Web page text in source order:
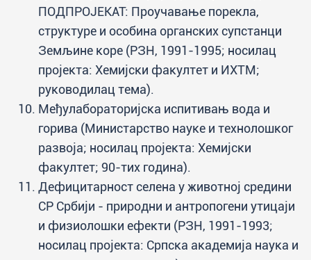
ПОДПРОЈЕКАТ: Проучавање порекла,
структуре и особина органских супстанци
Земљине коре (РЗН, 1991-1995; носилац
пројекта: Хемијски факултет и ИХТМ;
руководилац тема).
Међулабораторијска испитивањ вода и
горива (Министарство науке и технолошког
развоја; носилац пројекта: Хемијски
факултет; 90-тих година).
Дефицитарност селена у животној средини
СР Србији - природни и антропогени утицаји
и физиолошки ефекти (РЗН, 1991-1993;
носилац пројекта: Српска академија наука и